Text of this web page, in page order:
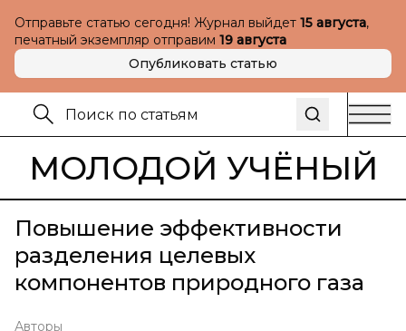
Отправьте статью сегодня! Журнал выйдет 15 августа,
печатный экземпляр отправим 19 августа
Опубликовать статью
МОЛОДОЙ УЧЁНЫЙ
Повышение эффективности
разделения целевых
компонентов природного газа
Авторы